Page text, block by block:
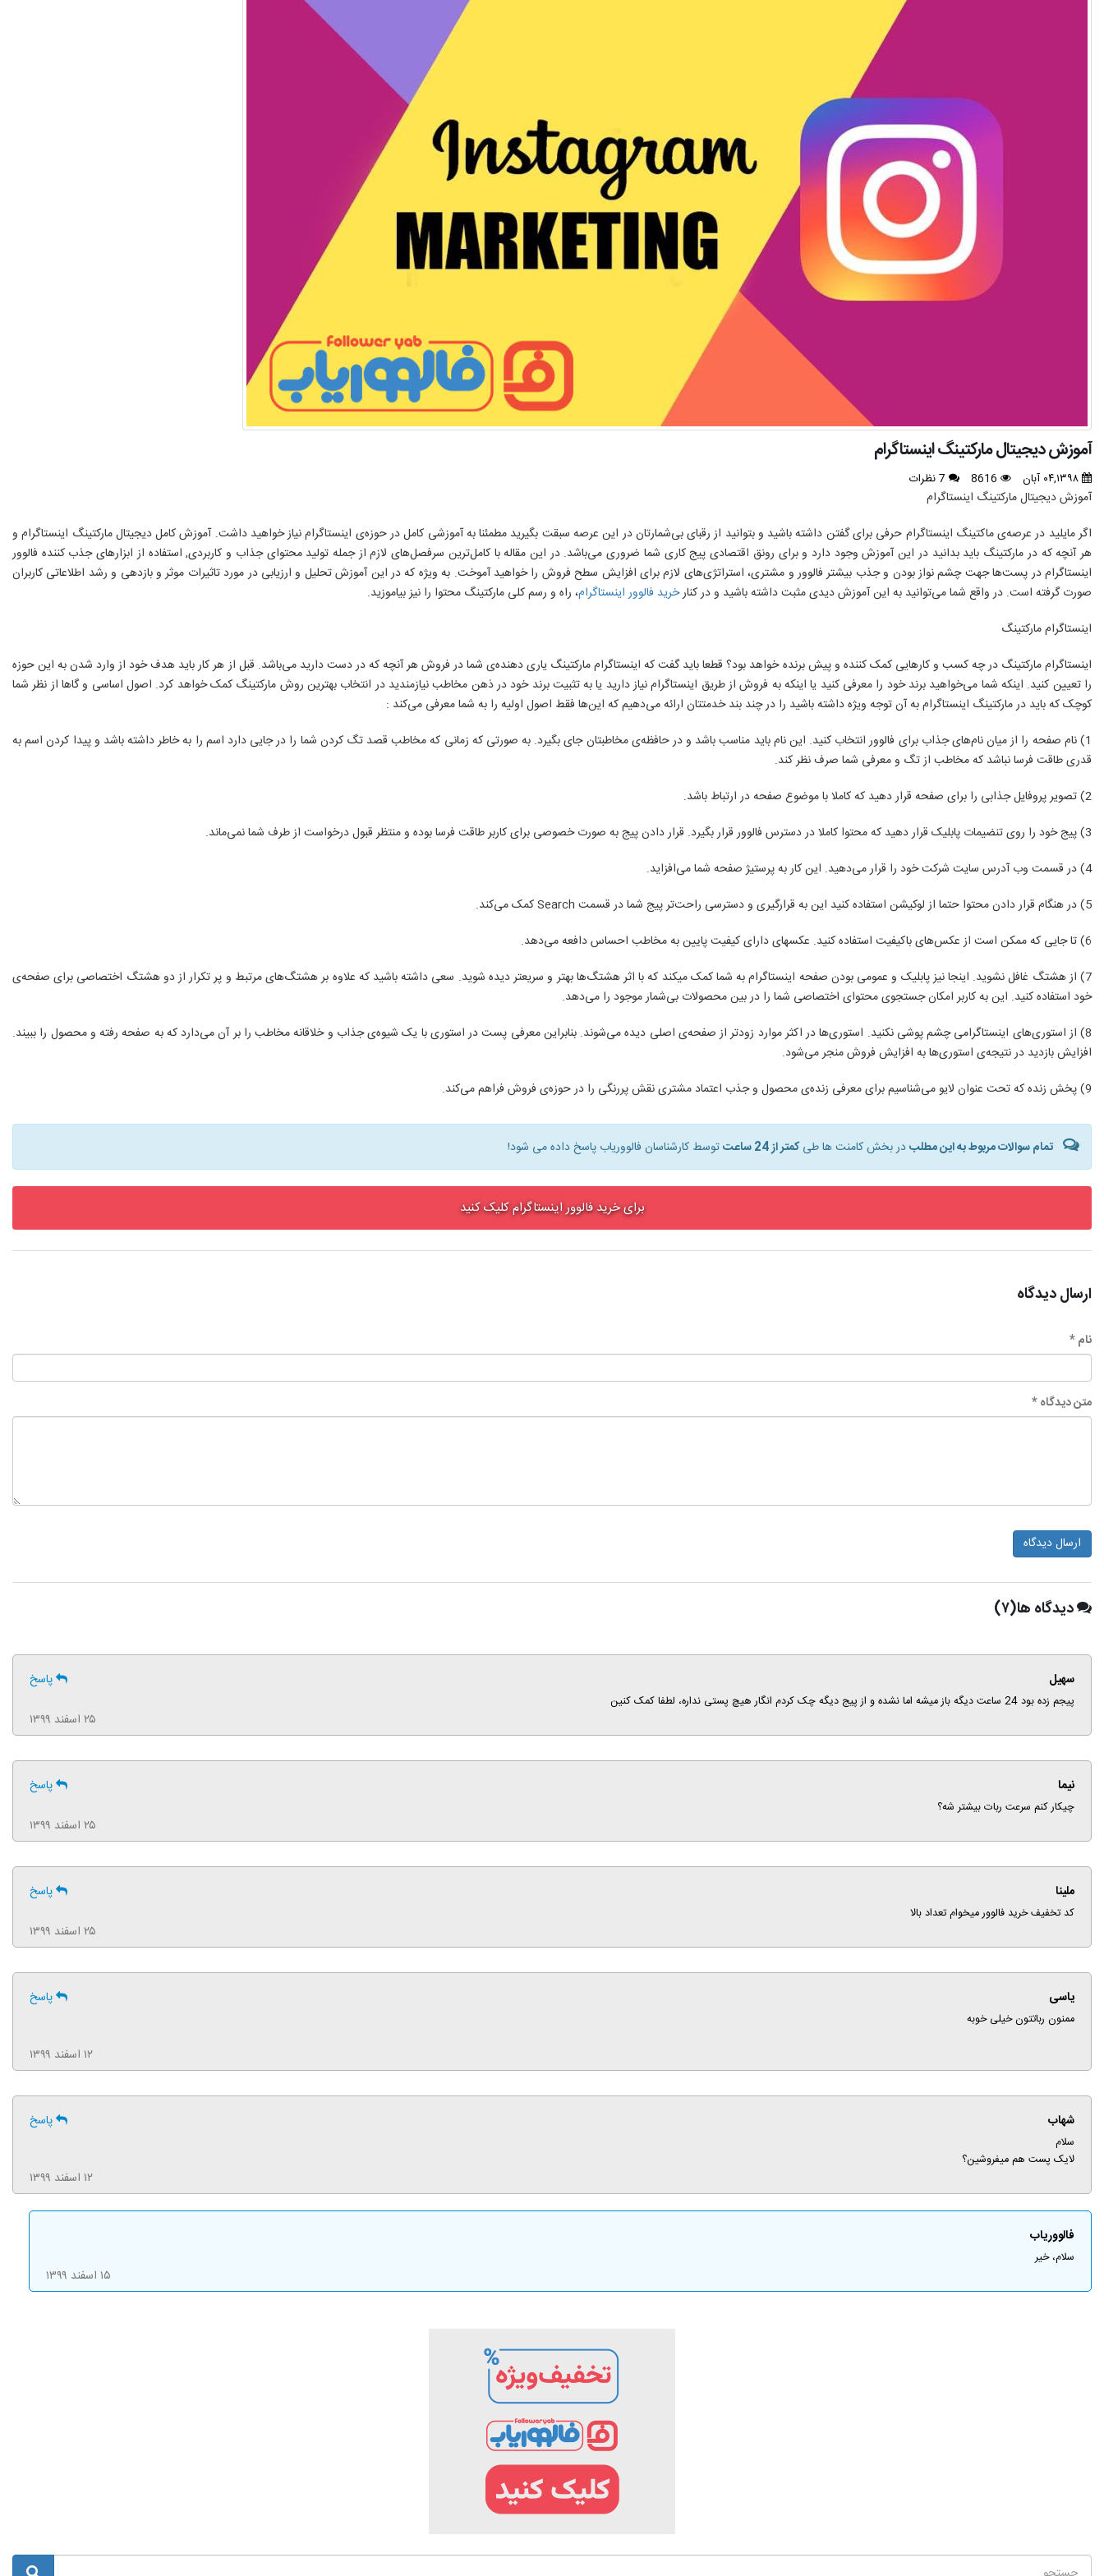
آموزش دیجیتال مارکتینگ اینستاگرام
آموزش دیجیتال مارکتینگ اینستاگرام
اگر مایلید در عرصه‌ی ماکتینگ اینستاگرام حرفی برای گفتن داشته باشید و بتوانید از رقبای بی‌شمارتان در این عرصه سبقت بگیرید مطمئنا به آموزشی کامل در حوزه‌ی اینستاگرام نیاز خواهید داشت. آموزش کامل دیجیتال مارکتینگ اینستاگرام و
هر آنچه که در مارکتینگ باید بدانید در این آموزش وجود دارد و برای رونق اقتصادی پیج کاری شما ضروری می‌باشد. در این مقاله با کامل‌ترین سرفصل‌های لازم از جمله تولید محتوای جذاب و کاربردی, استفاده از ابزارهای جذب کننده فالوور
اینستاگرام در پست‌ها جهت چشم نواز بودن و جذب بیشتر فالوور و مشتری، استراتژی‌های لازم برای افزایش سطح فروش را خواهید آموخت. به ویژه که در این آموزش تحلیل و ارزیابی در مورد تاثیرات موثر و بازدهی و رشد اطلاعاتی کاربران
صورت گرفته است. در واقع شما می‌توانید به این آموزش دیدی مثبت داشته باشید و در کنارخرید فالوور اینستاگرام، راه و رسم کلی مارکتینگ محتوا را نیز بیاموزید.
اینستاگرام مارکتینگ
اینستاگرام مارکتینگ در چه کسب و کارهایی کمک کننده و پیش برنده خواهد بود؟ قطعا باید گفت که اینستاگرام مارکتینگ یاری دهنده‌ی شما در فروش هر آنچه که در دست دارید می‌باشد. قبل از هر کار باید هدف خود از وارد شدن به این حوزه
را تعیین کنید. اینکه شما می‌خواهید برند خود را معرفی کنید یا اینکه به فروش از طریق اینستاگرام نیاز دارید یا به تثبیت برند خود در ذهن مخاطب نیازمندید در انتخاب بهترین روش مارکتینگ کمک خواهد کرد. اصول اساسی و گاها از نظر شما
کوچک که باید در مارکتینگ اینستاگرام به آن توجه ویژه داشته باشید را در چند بند خدمتتان ارائه می‌دهیم که این‌ها فقط اصول اولیه را به شما معرفی می‌کند :
1) نام صفحه را از میان نام‌های جذاب برای فالوور انتخاب کنید. این نام باید مناسب باشد و در حافظه‌ی مخاطبتان جای بگیرد. به صورتی که زمانی که مخاطب قصد تگ کردن شما را در جایی دارد اسم را به خاطر داشته باشد و پیدا کردن اسم به
قدری طاقت فرسا نباشد که مخاطب از تگ و معرفی شما صرف نظر کند.
2) تصویر پروفایل جذابی را برای صفحه قرار دهید که کاملا با موضوع صفحه در ارتباط باشد.
3) پیج خود را روی تنضیمات پابلیک قرار دهید که محتوا کاملا در دسترس فالوور قرار بگیرد. قرار دادن پیج به صورت خصوصی برای کاربر طاقت فرسا بوده و منتظر قبول درخواست از طرف شما نمی‌ماند.
4) در قسمت وب آدرس سایت شرکت خود را قرار می‌دهید. این کار به پرستیژ صفحه شما می‌افزاید.
5) در هنگام قرار دادن محتوا حتما از لوکیشن استفاده کنید این به قرارگیری و دسترسی راحت‌تر پیج شما در قسمت Search کمک می‌کند.
6) تا جایی که ممکن است از عکس‌های باکیفیت استفاده کنید. عکسهای دارای کیفیت پایین به مخاطب احساس دافعه می‌دهد.
7) از هشتگ غافل نشوید. اینجا نیز پابلیک و عمومی بودن صفحه اینستاگرام به شما کمک میکند که با اثر هشتگ‌ها بهتر و سریعتر دیده شوید. سعی داشته باشید که علاوه بر هشتگ‌های مرتبط و پر تکرار از دو هشتگ اختصاصی برای صفحه‌ی
خود استفاده کنید. این به کاربر امکان جستجوی محتوای اختصاصی شما را در بین محصولات بی‌شمار موجود را می‌دهد.
8) از استوری‌های اینستاگرامی چشم پوشی نکنید. استوری‌ها در اکثر موارد زودتر از صفحه‌ی اصلی دیده می‌شوند. بنابراین معرفی پست در استوری با یک شیوه‌ی جذاب و خلاقانه مخاطب را بر آن می‌دارد که به صفحه رفته و محصول را ببیند.
افزایش بازدید در نتیجه‌ی استوری‌ها به افزایش فروش منجر می‌شود.
9) پخش زنده که تحت عنوان لایو می‌شناسیم برای معرفی زنده‌ی محصول و جذب اعتماد مشتری نقش پررنگی را در حوزه‌ی فروش فراهم می‌کند.
تمام سوالات مربوط به این مطلبدر بخش کامنت ها طیکمتر از 24 ساعت توسط کارشناسان فالووریاب پاسخ داده می شود!
برای خرید فالوور اینستاگرام کلیک کنید
ارسال دیدگاه
نام *
متن دیدگاه *
ارسال دیدگاه
دیدگاه ها(۷)
سهیل پاسخ
پیجم زده بود 24 ساعت دیگه باز میشه اما نشده و از پیج دیگه چک کردم انگار هیچ پستی نداره، لطفا کمک کنین
۲۵ اسفند ۱۳۹۹
نیما پاسخ
چیکار کنم سرعت ربات بیشتر شه؟
۲۵ اسفند ۱۳۹۹
ملینا پاسخ
کد تخفیف خرید فالوور میخوام تعداد بالا
۲۵ اسفند ۱۳۹۹
یاسی پاسخ
ممنون رباتتون خیلی خوبه
۱۲ اسفند ۱۳۹۹
شهاب پاسخ
سلام
لایک پست هم میفروشین؟
۱۲ اسفند ۱۳۹۹
فالووریاب
سلام، خیر
۱۵ اسفند ۱۳۹۹